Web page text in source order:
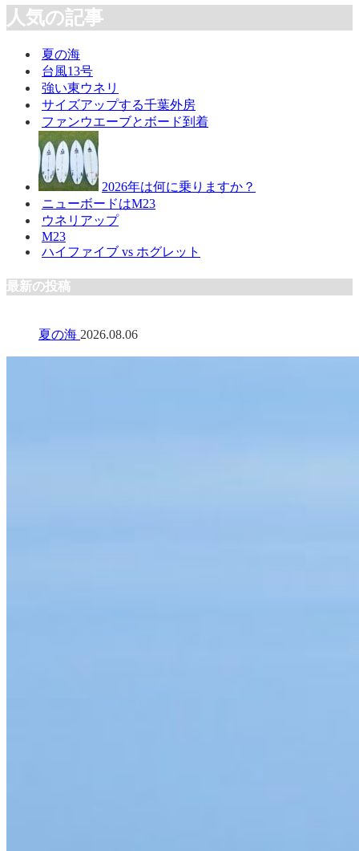
人気の記事
夏の海
台風13号
強い東ウネリ
サイズアップする千葉外房
ファンウエーブとボード到着
2026年は何に乗りますか？
ニューボードはM23
ウネリアップ
M23
ハイファイブ vs ホグレット
最新の投稿
夏の海 2026.08.06